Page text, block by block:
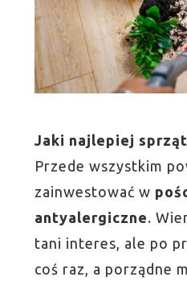
Jaki najlepiej
Przede wszystkim
zainwestować w
antyalergiczne.
tani interes, ale po
coś raz, a porządne